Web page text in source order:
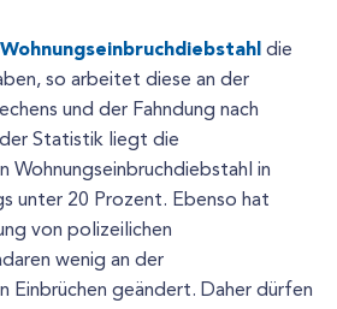
Wohnungseinbruchdiebstahl die
so arbeitet diese an der
und der Fahndung nach
Statistik liegt die
Wohnungseinbruchdiebstahl in
unter 20 Prozent. Ebenso hat
von polizeilichen
wenig an der
Einbrüchen geändert. Daher dürfen